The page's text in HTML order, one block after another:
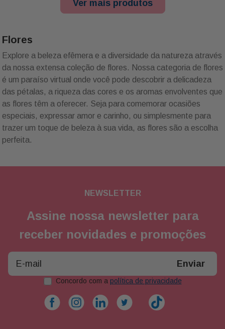
Ver mais produtos
Flores
Explore a beleza efêmera e a diversidade da natureza através
da nossa extensa coleção de flores. Nossa categoria de flores
é um paraíso virtual onde você pode descobrir a delicadeza
das pétalas, a riqueza das cores e os aromas envolventes que
as flores têm a oferecer. Seja para comemorar ocasiões
especiais, expressar amor e carinho, ou simplesmente para
trazer um toque de beleza à sua vida, as flores são a escolha
perfeita.
NEWSLETTER
Assine nossa newsletter para
receber novidades e promoções
Enviar
Concordo com a política de privacidade